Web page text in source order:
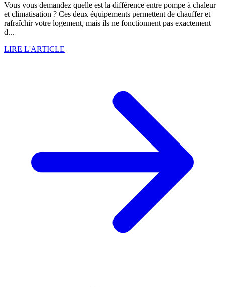
Vous vous demandez quelle est la différence entre pompe à chaleur
et climatisation ? Ces deux équipements permettent de chauffer et
rafraîchir votre logement, mais ils ne fonctionnent pas exactement
d...
LIRE L'ARTICLE